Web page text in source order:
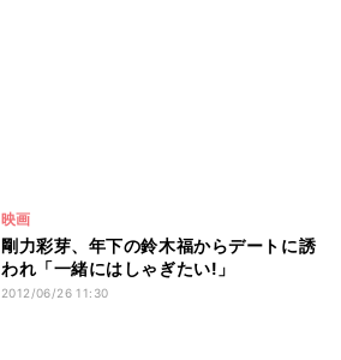
映画
剛力彩芽、年下の鈴木福からデートに誘
われ「一緒にはしゃぎたい!」
2012/06/26 11:30